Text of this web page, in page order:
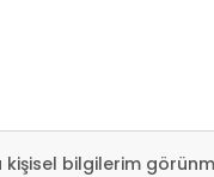
bilgilerim